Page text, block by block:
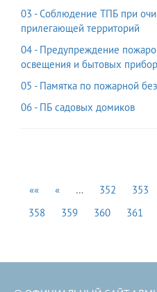
03 - Соблюдение ТПБ при
прилегающей территорий
04 - Предупреждение
освещения и бытовых
05 - Памятка по пожарной
06 - ПБ садовых домиков
«« « … 352 353
358
359 360 361